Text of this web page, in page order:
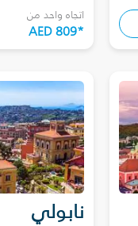
اتجاه واحد من
AED 809*
نابولي